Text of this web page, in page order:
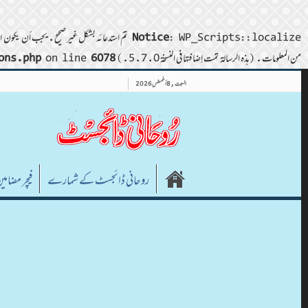
Notice: WP_Scripts::localize تمّ استدعائه بشكل غير صحيح. يجب أن يكون المعامل $l10n مصفوفة. لتمرير البيانات العشوائية إلى نصوص (scripts)، استخدم الدالة wp_add_inline_script() بدلًا من ذلك. من فضلك اطلع على
من المعلومات. (هذه الرسالة تمّت إضافتها في النسخة 5.7.0.) in
on line 6078
السبت , 8 أغسطس 2026
روحانی ڈائجسٹ کے شمارے فیچر